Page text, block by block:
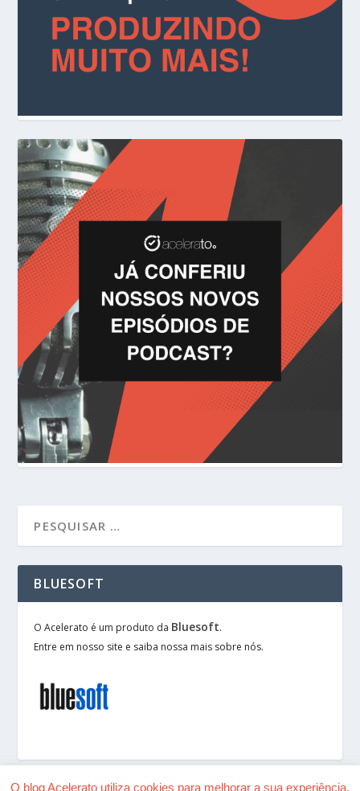
BLUESOFT
O Acelerato é um produto da Bluesoft.
Entre em nosso site e saiba nossa mais sobre nós.
O blog Acelerato utiliza cookies para melhorar a sua experiência.